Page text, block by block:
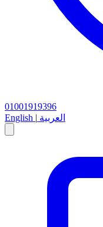
01001919396
English | العربية